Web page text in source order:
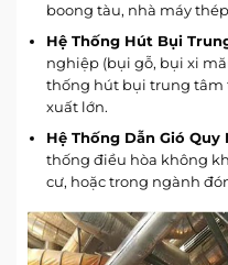
boong tàu, nhà máy
Hệ Thống Hút Bụi
nghiệp (bụi gỗ, bụi xi
thống hút bụi trung tâm
xuất lớn.
Hệ Thống Dẫn Gió Quy
thống điều hòa không
cư, hoặc trong ngành